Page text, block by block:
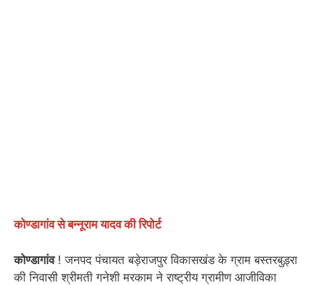
कोण्डागांव से बन्नूराम यादव की रिपोर्ट
कोण्डागांव! जनपद पंचायत बड़ेराजपुर विकासखंड के ग्राम बस्तरबुड़्रा
की निवासी श्रीमती गनेशी मरकाम ने राष्ट्रीय ग्रामीण आजीविका